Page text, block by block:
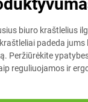
biuro kraštlelius
padeda
Peržiūrėkite
reguliuojamos ir